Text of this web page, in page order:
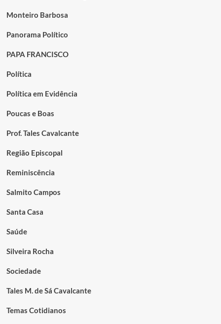
Monteiro Barbosa
Panorama Político
PAPA FRANCISCO
Política
Política em Evidência
Poucas e Boas
Prof. Tales Cavalcante
Região Episcopal
Reminiscência
Salmito Campos
Santa Casa
Saúde
Silveira Rocha
Sociedade
Tales M. de Sá Cavalcante
Temas Cotidianos